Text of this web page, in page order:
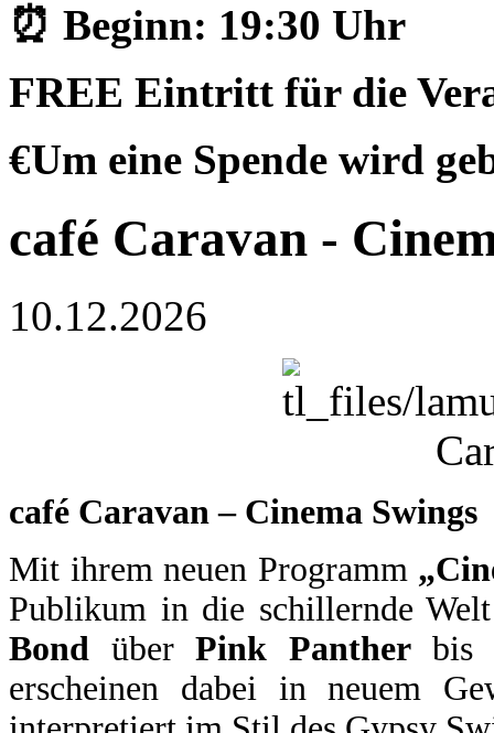
⏰ Beginn: 19:30 Uhr
FREE Eintritt für die
€Um eine Spende wird
café Caravan -
10.12.2026
café Caravan – Cinema Swings
Mit ihrem neuen Programm
Publikum in die schillernde
Bond überPink Pantherbis
erscheinen dabei in neuem